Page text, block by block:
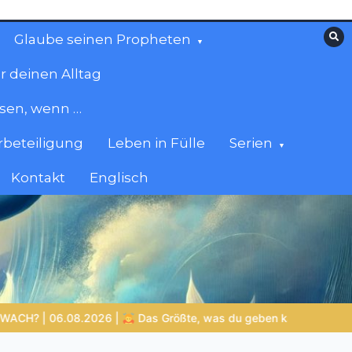
Glaube seinen Propheten
deinen Alltag
wenn …
Leben in Fülle Serien
Kontakt Englisch
was du geben kannst VON BABYLON ZUM EWIGEN